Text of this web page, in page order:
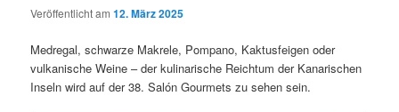
Veröffentlicht am12. März 2025
Medregal, schwarze Makrele, Pompano, Kaktusfeigen oder
vulkanische Weine – der kulinarische Reichtum der Kanarischen
Inseln wird auf der 38. Salón Gourmets zu sehen sein.